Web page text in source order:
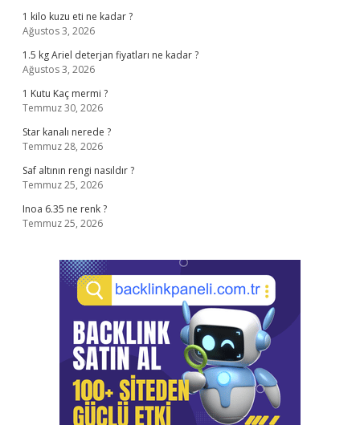
1 kilo kuzu eti ne kadar ?
Ağustos 3, 2026
1.5 kg Ariel deterjan fiyatları ne kadar ?
Ağustos 3, 2026
1 Kutu Kaç mermi ?
Temmuz 30, 2026
Star kanalı nerede ?
Temmuz 28, 2026
Saf altının rengi nasıldır ?
Temmuz 25, 2026
Inoa 6.35 ne renk ?
Temmuz 25, 2026